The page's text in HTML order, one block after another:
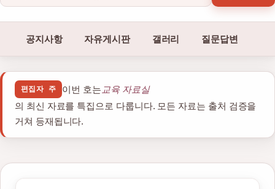
공지사항 자유게시판 갤러리 질문답변
편집자 주 이번 호는 교육 자료실
의 최신 자료를 특집으로 다룹니다. 모든 자료는 출처 검증을
거쳐 등재됩니다.